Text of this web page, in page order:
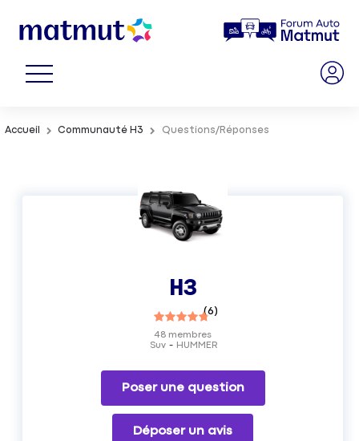
Accueil Communauté H3 Questions/Réponses
H3
(6)
Suv HUMMER
48membres
Poser une question
Déposer un avis